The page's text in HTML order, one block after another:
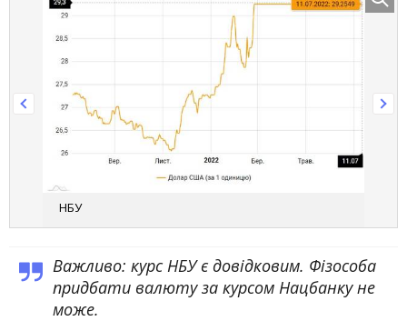
НБУ
Важливо: курс НБУ є довідковим. Фізособа
придбати валюту за курсом Нацбанку не
може.